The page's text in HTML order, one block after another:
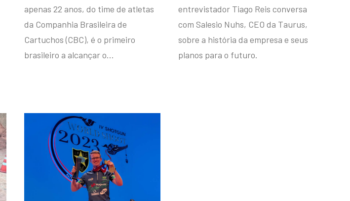
apenas 22 anos, do time de atletas
da Companhia Brasileira de
Cartuchos (CBC), é o primeiro
brasileiro a alcançar o…
entrevistador Tiago Reis conversa
com Salesio Nuhs, CEO da Taurus,
sobre a história da empresa e seus
planos para o futuro.